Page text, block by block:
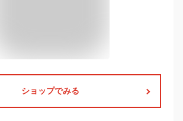
ショップでみる